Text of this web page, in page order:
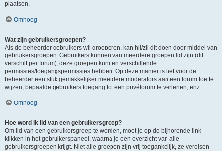
plaatsen.
Omhoog
Wat zijn gebruikersgroepen?
Als de beheerder gebruikers wil groeperen, kan hij/zij dit doen door middel van
gebruikersgroepen. Gebruikers kunnen van meerdere groepen lid zijn (dit
verschilt per forum), deze groepen kunnen verschillende
permissies/toegangspermissies hebben. Op deze manier is het voor de
beheerder een stuk gemakkelijker meerdere moderators aan een forum toe te
wijzen, bepaalde gebruikers toegang tot een privéforum te verlenen, enz.
Omhoog
Hoe word ik lid van een gebruikersgroep?
Om lid van een gebruikersgroep te worden, moet je op de bijhorende link
klikken in het gebruikerspaneel, waarna je een overzicht van alle
gebruikersgroepen krijgt. Niet alle groepen zijn vrij toegankelijk, ze vereisen